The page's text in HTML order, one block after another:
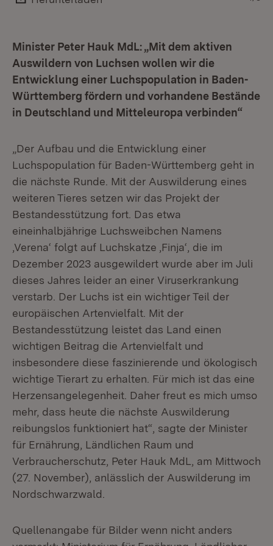
Minister Peter Hauk MdL: „Mit dem aktiven
Auswildern von Luchsen wollen wir die
Entwicklung einer Luchspopulation in Baden-
Württemberg fördern und vorhandene Bestände
in Deutschland und Mitteleuropa verbinden“
„Der Aufbau und die Entwicklung einer
Luchspopulation für Baden-Württemberg geht in
die nächste Runde. Mit der Auswilderung eines
weiteren Tieres setzen wir das Projekt der
Bestandesstützung fort. Das etwa
eineinhalbjährige Luchsweibchen Namens
‚Verena‘ folgt auf Luchskatze ‚Finja‘, die im
Dezember 2023 ausgewildert wurde aber im Juli
dieses Jahres leider an einer Viruserkrankung
verstarb. Der Luchs ist ein wichtiger Teil der
europäischen Artenvielfalt. Mit der
Bestandesstützung leistet das Land einen
wichtigen Beitrag die Artenvielfalt und
insbesondere diese faszinierende und ökologisch
wichtige Tierart zu erhalten. Für mich ist das eine
Herzensangelegenheit. Daher freut es mich umso
mehr, dass heute die nächste Auswilderung
reibungslos funktioniert hat“, sagte der Minister
für Ernährung, Ländlichen Raum und
Verbraucherschutz, Peter Hauk MdL, am Mittwoch
(27. November), anlässlich der Auswilderung im
Nordschwarzwald.
Quellenangabe für Bilder wenn nicht anders